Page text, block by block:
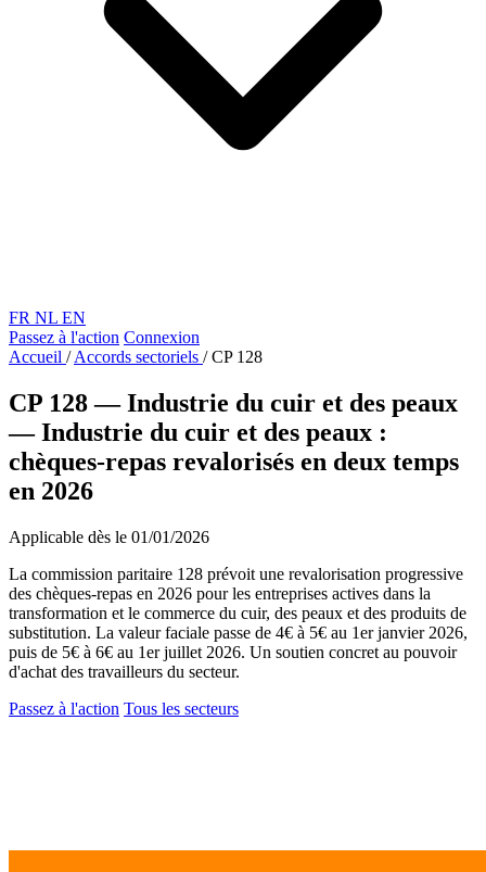
FR NL EN
Passez à l'action Connexion
Accueil / Accords sectoriels / CP 128
CP 128 — Industrie du cuir et des peaux
—Industrie du cuir et des peaux :
chèques-repas revalorisés en deux temps
en 2026
Applicable dès le 01/01/2026
La commission paritaire 128 prévoit une revalorisation progressive
des chèques-repas en 2026 pour les entreprises actives dans la
transformation et le commerce du cuir, des peaux et des produits de
substitution. La valeur faciale passe de 4€ à 5€ au 1er janvier 2026,
puis de 5€ à 6€ au 1er juillet 2026. Un soutien concret au pouvoir
d'achat des travailleurs du secteur.
Passez à l'action Tous les secteurs